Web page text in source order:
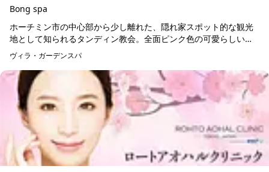
Bong spa
ホーチミン市の中心部から少し離れた、隠れ家スポット的な観光
地として知られるタンディン教会。全面ピンク色の可愛らしい教
会を一度は見てみたいものです。そんな教会の近くにこじんまり
とお店を構えているの...
ヴィラ・ガーデンスパ